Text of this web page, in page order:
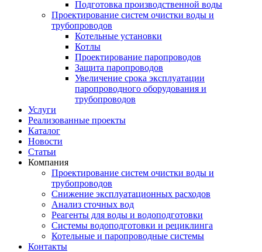
Подготовка производственной воды
Проектирование систем очистки воды и
трубопроводов
Котельные установки
Котлы
Проектирование паропроводов
Защита паропроводов
Увеличение срока эксплуатации
паропроводного оборудования и
трубопроводов
Услуги
Реализованные проекты
Каталог
Новости
Статьи
Компания
Проектирование систем очистки воды и
трубопроводов
Снижение эксплуатационных расходов
Анализ сточных вод
Реагенты для воды и водоподготовки
Системы водоподготовки и рециклинга
Котельные и паропроводные системы
Контакты